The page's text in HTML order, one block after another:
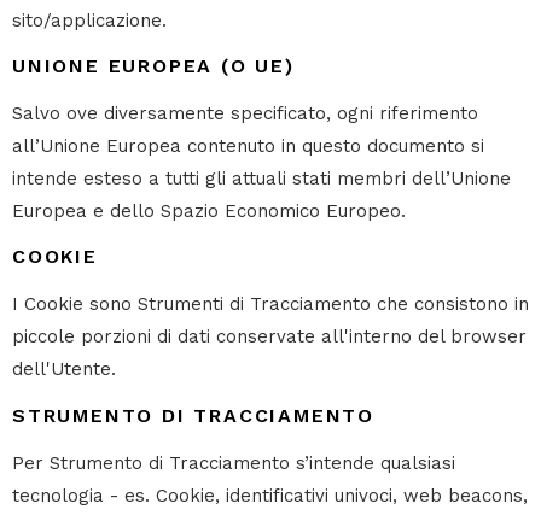
sito/applicazione.
UNIONE EUROPEA (O UE)
Salvo ove diversamente specificato, ogni riferimento
all’Unione Europea contenuto in questo documento si
intende esteso a tutti gli attuali stati membri dell’Unione
Europea e dello Spazio Economico Europeo.
COOKIE
I Cookie sono Strumenti di Tracciamento che consistono in
piccole porzioni di dati conservate all'interno del browser
dell'Utente.
STRUMENTO DI TRACCIAMENTO
Per Strumento di Tracciamento s’intende qualsiasi
tecnologia - es. Cookie, identificativi univoci, web beacons,